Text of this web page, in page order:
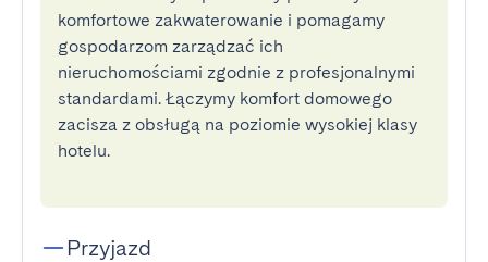
komfortowe zakwaterowanie i pomagamy
gospodarzom zarządzać ich
nieruchomościami zgodnie z profesjonalnymi
standardami. Łączymy komfort domowego
zacisza z obsługą na poziomie wysokiej klasy
hotelu.
Przyjazd